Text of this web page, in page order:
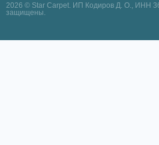
2026 © Star Carpet. ИП Кодиров Д. О., ИНН
защищены.